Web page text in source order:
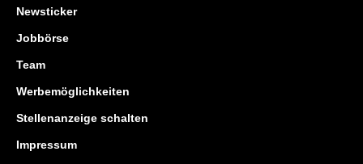
Newsticker
Jobbörse
Team
Werbemöglichkeiten
Stellenanzeige schalten
Impressum